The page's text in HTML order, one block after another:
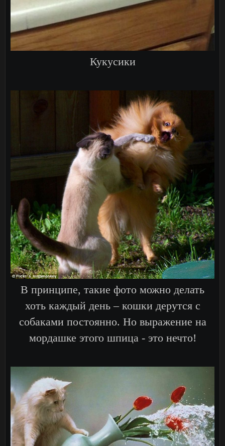
Кукусики
В принципе, такие фото можно делать
хоть каждый день – кошки дерутся с
собаками постоянно. Но выражение на
мордашке этого шпица - это нечто!